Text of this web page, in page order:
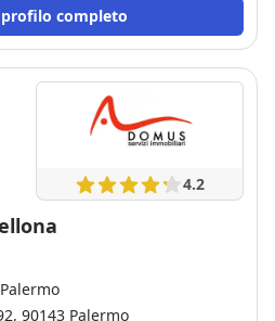
completo
4.2
90143 Palermo